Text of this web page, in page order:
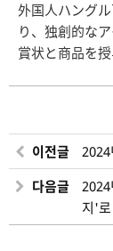
外国人ハング
り、独創的な
賞状と商品を授
이전글
다음글
지'